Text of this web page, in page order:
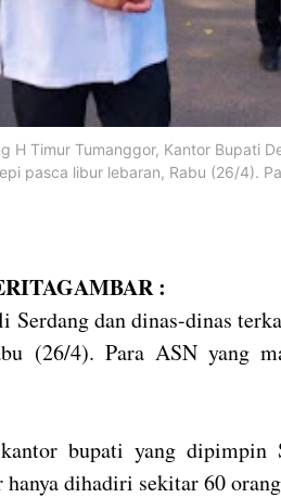
H Timur Tumanggor, Kantor Bupati
pasca libur lebaran, Rabu (26/4).
:
Serdang dan dinas-dinas
(26/4). Para ASN yang
bupati yang dipimpin
dihadiri sekitar 60